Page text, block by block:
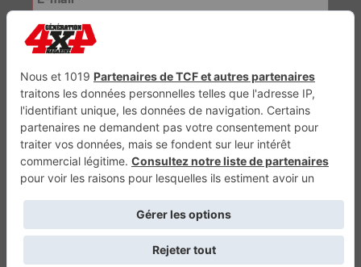
Génération Electrique Génération Sans Permis VTTAE.fr FullAttack
Retour en haut